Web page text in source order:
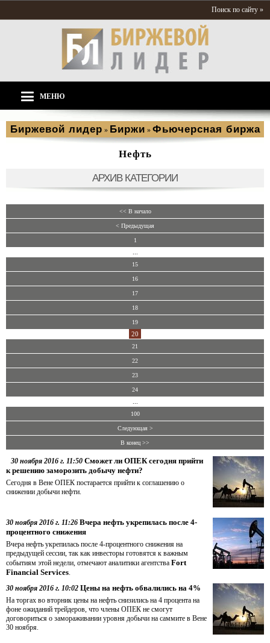
Поиск по сайту »
МЕНЮ
Биржевой лидер » Биржи » Фьючерсная биржа
Нефть
АРХИВ КАТЕГОРИИ
<< В начало
< Предыдущая
1
15
16
17
18
19
20
21
22
23
24
100
Следующая >
В конец >>
30 ноября 2016 г. 11:50 Сможет ли ОПЕК сегодня прийти
к решению заморозить добычу нефти?
Сегодня в Вене ОПЕК постарается прийти к соглашению о
снижении добычи нефти.
30 ноября 2016 г. 11:26 Вчера нефть укрепилась после 4-
процентного снижения
Вчера нефть укрепилась после 4-процентного снижения на
предыдущей сессии, так как инвесторы готовятся к важным
событиям этой недели, отмечают аналитики агентства Fort
Financial Services.
30 ноября 2016 г. 10:02 Цены на нефть обвалились на 4%
На торгах во вторник цены на нефть снизились на 4 процента на
фоне ожиданий трейдеров, что члены ОПЕК не смогут
договориться о замораживании уровня добычи на саммите в Вене
30 ноября.